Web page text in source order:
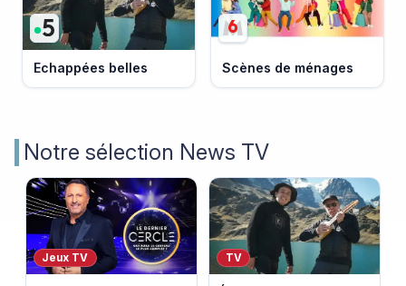
Echappées belles Scènes de ménages
Notre sélection News TV
Jeux TV TV